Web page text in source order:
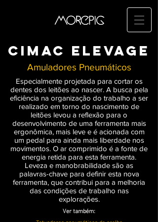
CimaC ELEVAGE
Amuladores Pneumáticos
Especialmente projetada para cortar os
dentes dos leitões ao nascer. A busca pela
eficiência na organização do trabalho a ser
realizado em torno do nascimento de
leitões levou a reflexão para o
desenvolvimento de uma ferramenta mais
ergonômica, mais leve e é acionada com
um pedal para ainda mais liberdade nos
movimentos. O ar comprimido é a fonte de
energia retida para esta ferramenta.
Leveza e manobrabilidade são as
palavras-chave para definir esta nova
ferramenta, que contribui para a melhoria
das condições de trabalho nas
explorações.
Ver também: